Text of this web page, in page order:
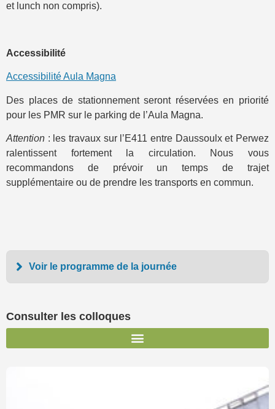
et lunch non compris).
Accessibilité
Accessibilité Aula Magna
Des places de stationnement seront réservées en priorité
pour les PMR sur le parking de l’Aula Magna.
Attention : les travaux sur l’E411 entre Daussoulx et Perwez
ralentissent fortement la circulation. Nous vous
recommandons de prévoir un temps de trajet
supplémentaire ou de prendre les transports en commun.
Voir le programme de la journée
Consulter les colloques